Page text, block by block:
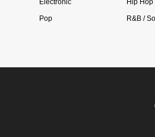
Electronic Hip Hop
Pop R&B /